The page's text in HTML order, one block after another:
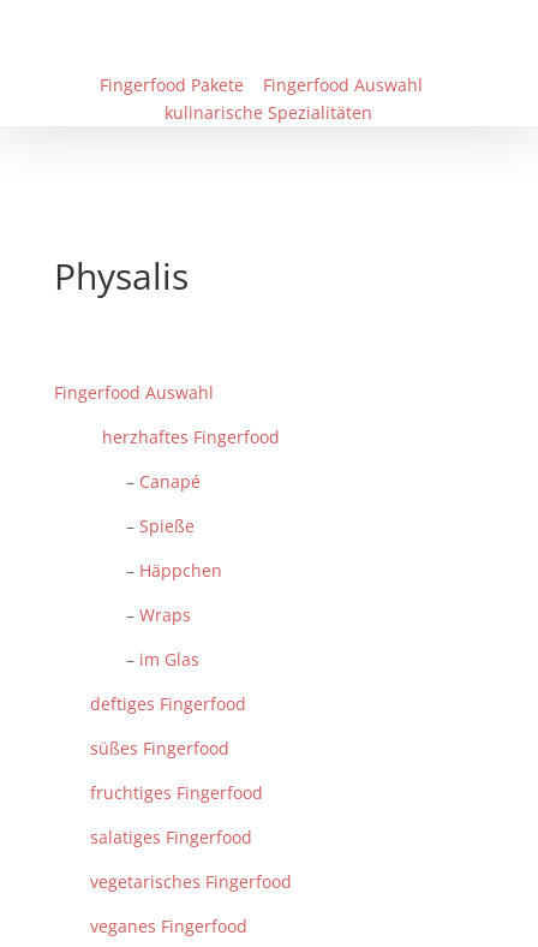
Fingerfood Pakete
Fingerfood Auswahl
kulinarische Spezialitäten
Physalis
Fingerfood Auswahl
herzhaftes Fingerfood
– Canapé
– Spieße
– Häppchen
– Wraps
– im Glas
deftiges Fingerfood
süßes Fingerfood
fruchtiges Fingerfood
salatiges Fingerfood
vegetarisches Fingerfood
veganes Fingerfood